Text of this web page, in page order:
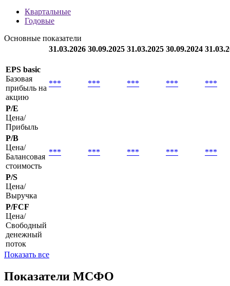
Квартальные
Годовые
Основные показатели
31.03.2026 30.09.2025 31.03.2025 30.09.2024
EPS basic
Базовая
прибыль на
акцию
*** *** *** *** ***
P/E
Цена/
Прибыль
P/B
Цена/
Балансовая
стоимость
*** *** *** *** ***
P/S
Цена/
Выручка
P/FCF
Цена/
Свободный
денежный
поток
Показать все
Показатели МСФО